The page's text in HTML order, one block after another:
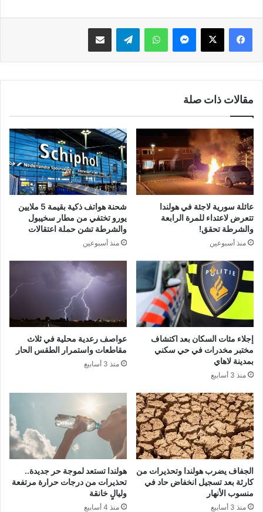
فيسبوك ‫X ماسنجر واتساب تيلقرام مشاركة عبر البريد
مقالات ذات صلة
عائلة سورية لاجئة في هولندا
تتعرض لاعتداء للمرة الرابعة
والشرطة تحقق!
منذ أسبوعين
شحنة هواتف ذكية بقيمة 5 ملايين
يورو تختفي من مطار سخيبول
والشرطة تشن حملة اعتقالات
منذ أسبوعين
إجلاء مئات السكان بعد اكتشاف
مختبر مخدرات في حي سكني
بمدينة لاهاي
منذ 3 أسابيع
عواصف رعدية محلية في ثلاث
مقاطعات واستمرار الطقس الحار
منذ 3 أسابيع
الجفاف يضرب هولندا وتحذيرات من
كارثة بعد تسجيل انخفاض حاد في
منسوب الأنهار
منذ 3 أسابيع
هولندا تستعد لموجة حر جديدة..
تحذيرات من درجات حرارة مرتفعة
وليالٍ خانقة
منذ 4 أسابيع